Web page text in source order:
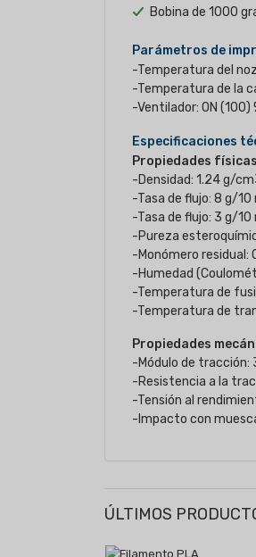
Bobina de 1000
Parámetros de
-Temperatura del
-Temperatura de la
-Ventilador: ON (100)
Especificaciones
Propiedades
-Densidad: 1.24 g/
-Tasa de flujo: 8 g/10
-Tasa de flujo: 3 g/10
-Pureza
-Monómero residual:
-Humedad
-Temperatura de
-Temperatura de
Propiedades
-Módulo de tracción:
-Resistencia a la
-Tensión al
-Impacto con
ÚLTIMOS